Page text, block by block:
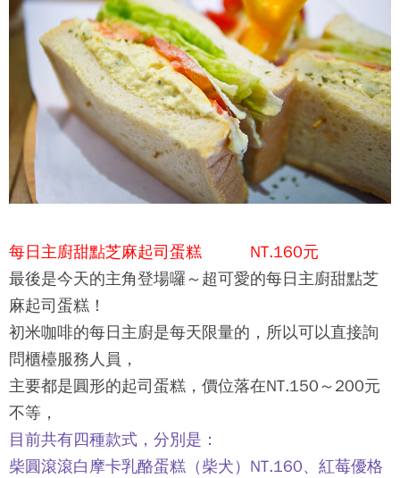
每日主廚甜點芝麻起司蛋糕 NT.160元
最後是今天的主角登場囉～超可愛的每日主廚甜點芝
麻起司蛋糕！
初米咖啡的每日主廚是每天限量的，所以可以直接詢
問櫃檯服務人員，
主要都是圓形的起司蛋糕，價位落在NT.150～200元
不等，
目前共有四種款式，分別是：
柴圓滾滾白摩卡乳酪蛋糕（柴犬）NT.160、紅莓優格